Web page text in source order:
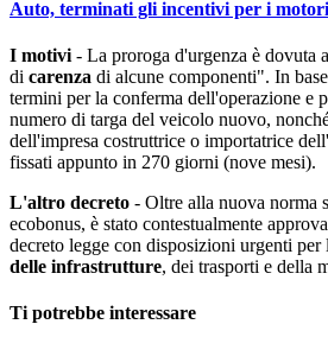
Auto, terminati gli incentivi per i motori
I motivi - La proroga d'urgenza è dovuta
di carenza di alcune componenti". In
termini per la conferma dell'operazione e
numero di targa del veicolo nuovo,
dell'impresa costruttrice o importatrice
fissati appunto in 270 giorni (nove mesi).
L'altro decreto - Oltre alla nuova norma
ecobonus, è stato contestualmente
decreto legge con disposizioni urgenti per
delle infrastrutture, dei trasporti e della
Ti potrebbe interessare